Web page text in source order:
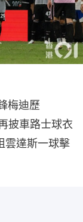
梅迪歷
披車路士球衣
雲達斯一球擊